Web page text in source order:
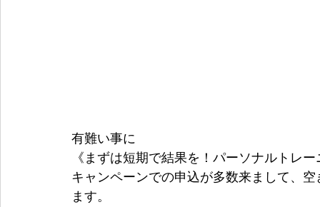
有難い事に
《まずは短期で結果を！パーソナルトレー
キャンペーンでの申込が多数来まして、
ます。